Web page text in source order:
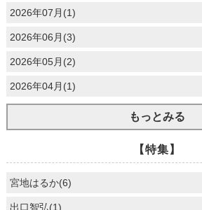
2026年07月(1)
2026年06月(3)
2026年05月(2)
2026年04月(1)
もっとみる
【特集】
宮地はるか(6)
出口智弘(1)